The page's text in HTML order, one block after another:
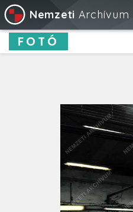
Nemzeti Archívum
FOTÓ